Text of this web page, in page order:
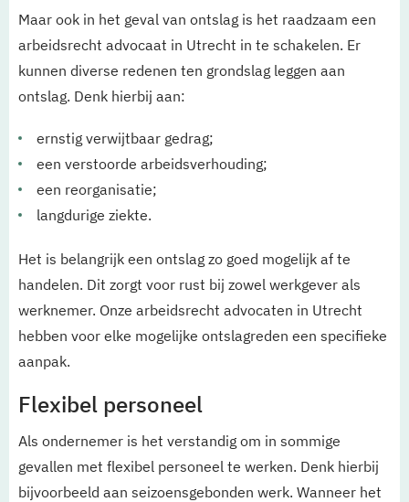
Maar ook in het geval van ontslag is het raadzaam een
arbeidsrecht advocaat in Utrecht in te schakelen. Er
kunnen diverse redenen ten grondslag leggen aan
ontslag. Denk hierbij aan:
ernstig verwijtbaar gedrag;
een verstoorde arbeidsverhouding;
een reorganisatie;
langdurige ziekte.
Het is belangrijk een ontslag zo goed mogelijk af te
handelen. Dit zorgt voor rust bij zowel werkgever als
werknemer. Onze arbeidsrecht advocaten in Utrecht
hebben voor elke mogelijke ontslagreden een specifieke
aanpak.
Flexibel personeel
Als ondernemer is het verstandig om in sommige
gevallen met flexibel personeel te werken. Denk hierbij
bijvoorbeeld aan seizoensgebonden werk. Wanneer het